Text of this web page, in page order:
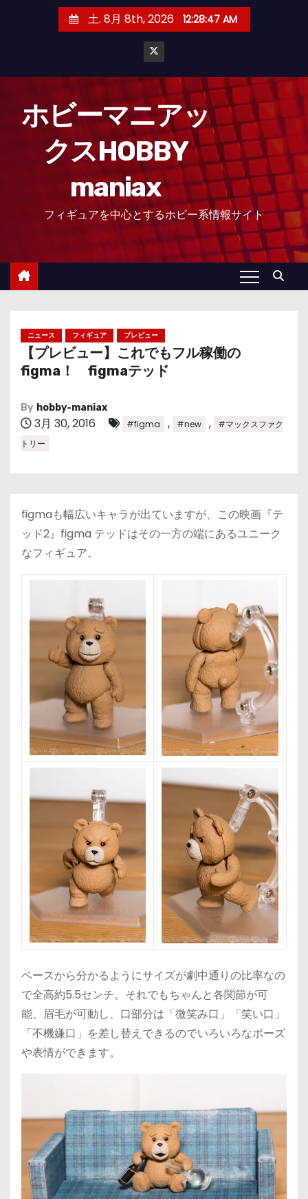
土. 8月 8th, 2026 12:28:48 AM
ホビーマニアッ
クスHOBBY
maniax
フィギュアを中心とするホビー系情報サイト
ニュース フィギュア プレビュー
【プレビュー】これでもフル稼働の
figma！ figmaテッド
By hobby-maniax
3月 30, 2016 #figma , #new ,
#マックスファク
トリー
figmaも幅広いキャラが出ていますが、この映画『テ
ッド2』figma テッドはその一方の端にあるユニーク
なフィギュア。
ベースから分かるようにサイズが劇中通りの比率なの
で全高約5.5センチ。それでもちゃんと各関節が可
能、眉毛が可動し、口部分は「微笑み口」「笑い口」
「不機嫌口」を差し替えできるのでいろいろなポーズ
や表情ができます。